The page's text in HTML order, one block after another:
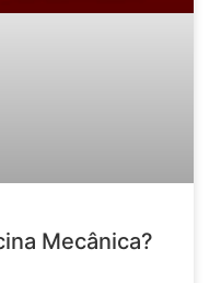
Mecânica?